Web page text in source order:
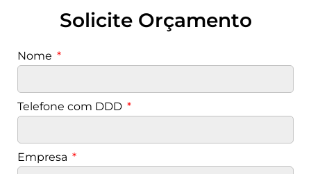
Solicite Orçamento
Nome
Telefone com DDD
Empresa